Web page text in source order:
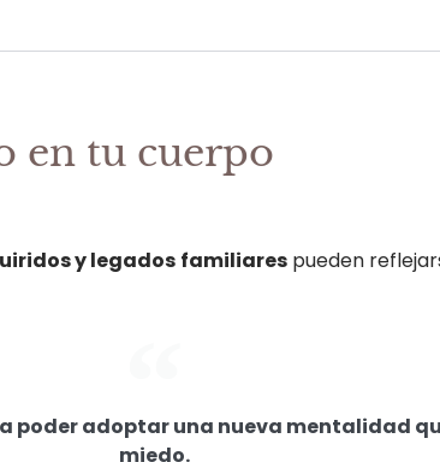
en tu cuerpo
y legados familiares pueden
adoptar una nueva mentalidad
miedo.